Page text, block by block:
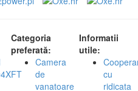
Categoria
preferată:
Camera
de
vanatoare
Informatii
utile:
cu
ridicata